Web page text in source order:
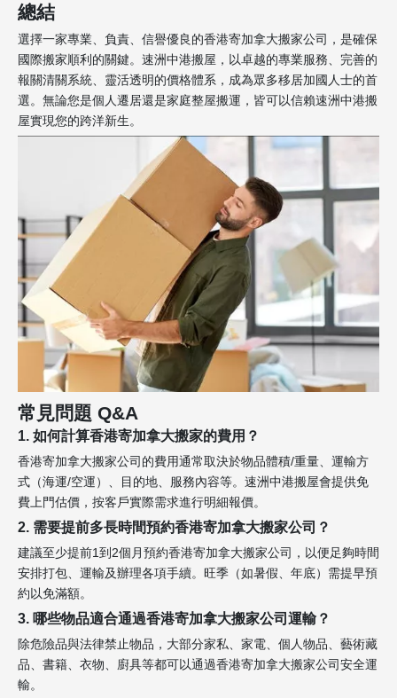
總結
選擇一家專業、負責、信譽優良的香港寄加拿大搬家公司，是確保
國際搬家順利的關鍵。速洲中港搬屋，以卓越的專業服務、完善的
報關清關系統、靈活透明的價格體系，成為眾多移居加國人士的首
選。無論您是個人遷居還是家庭整屋搬運，皆可以信賴速洲中港搬
屋實現您的跨洋新生。
常見問題 Q&A
1. 如何計算香港寄加拿大搬家的費用？
香港寄加拿大搬家公司的費用通常取決於物品體積/重量、運輸方
式（海運/空運）、目的地、服務內容等。速洲中港搬屋會提供免
費上門估價，按客戶實際需求進行明細報價。
2. 需要提前多長時間預約香港寄加拿大搬家公司？
建議至少提前1到2個月預約香港寄加拿大搬家公司，以便足夠時間
安排打包、運輸及辦理各項手續。旺季（如暑假、年底）需提早預
約以免滿額。
3. 哪些物品適合通過香港寄加拿大搬家公司運輸？
除危險品與法律禁止物品，大部分家私、家電、個人物品、藝術藏
品、書籍、衣物、廚具等都可以通過香港寄加拿大搬家公司安全運
輸。